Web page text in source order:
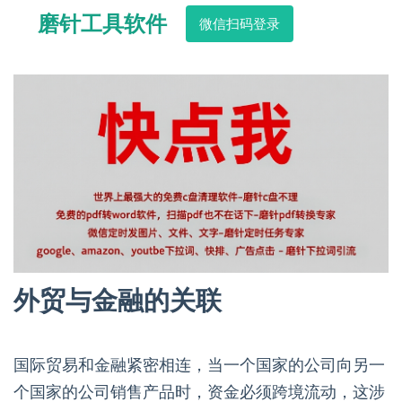
磨针工具软件 微信扫码登录
外贸与金融的关联
国际贸易和金融紧密相连，当一个国家的公司向另一
个国家的公司销售产品时，资金必须跨境流动，这涉